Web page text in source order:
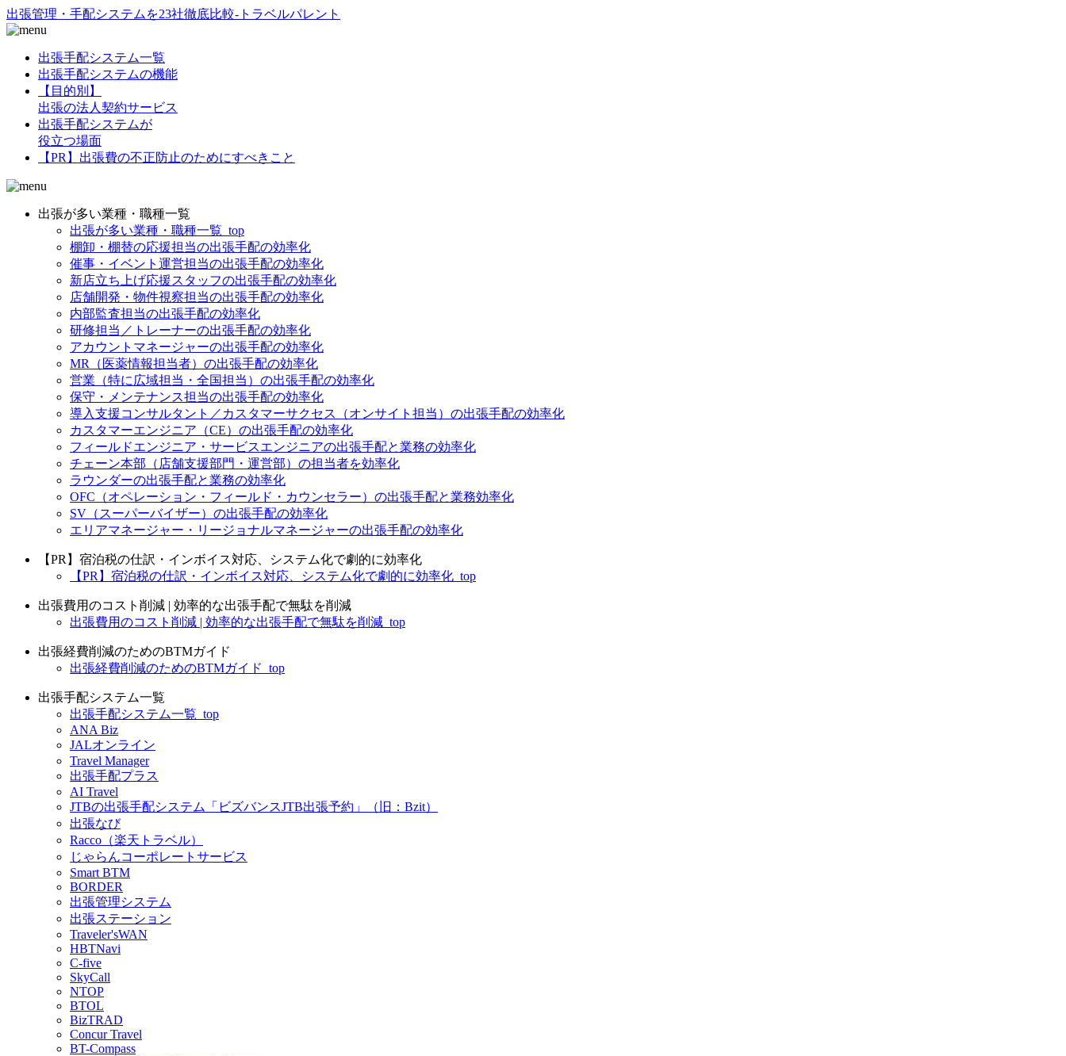
出張管理・手配システムを23社徹底比較-トラベルパレント
出張手配システム一覧
出張手配システムの機能
【目的別】
出張の法人契約サービス
出張手配システムが
役立つ場面
【PR】出張費の不正防止のためにすべきこと
出張が多い業種・職種一覧
出張が多い業種・職種一覧_top
棚卸・棚替の応援担当の出張手配の効率化
催事・イベント運営担当の出張手配の効率化
新店立ち上げ応援スタッフの出張手配の効率化
店舗開発・物件視察担当の出張手配の効率化
内部監査担当の出張手配の効率化
研修担当／トレーナーの出張手配の効率化
アカウントマネージャーの出張手配の効率化
MR（医薬情報担当者）の出張手配の効率化
営業（特に広域担当・全国担当）の出張手配の効率化
保守・メンテナンス担当の出張手配の効率化
導入支援コンサルタント／カスタマーサクセス（オンサイト担当）の出張手配の効率化
カスタマーエンジニア（CE）の出張手配の効率化
フィールドエンジニア・サービスエンジニアの出張手配と業務の効率化
チェーン本部（店舗支援部門・運営部）の担当者を効率化
ラウンダーの出張手配と業務の効率化
OFC（オペレーション・フィールド・カウンセラー）の出張手配と業務効率化
SV（スーパーバイザー）の出張手配の効率化
エリアマネージャー・リージョナルマネージャーの出張手配の効率化
【PR】宿泊税の仕訳・インボイス対応、システム化で劇的に効率化
【PR】宿泊税の仕訳・インボイス対応、システム化で劇的に効率化_top
出張費用のコスト削減 | 効率的な出張手配で無駄を削減
出張費用のコスト削減 | 効率的な出張手配で無駄を削減_top
出張経費削減のためのBTMガイド
出張経費削減のためのBTMガイド_top
出張手配システム一覧
出張手配システム一覧_top
ANA Biz
JALオンライン
Travel Manager
出張手配プラス
AI Travel
JTBの出張手配システム「ビズバンスJTB出張予約」（旧：Bzit）
出張なび
Racco（楽天トラベル）
じゃらんコーポレートサービス
Smart BTM
BORDER
出張管理システム
出張ステーション
Traveler'sWAN
HBTNavi
C-five
SkyCall
NTOP
BTOL
BizTRAD
Concur Travel
BT-Compass